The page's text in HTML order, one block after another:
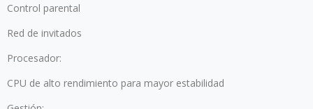
Control parental
Red de invitados
Procesador:
CPU de alto rendimiento para mayor estabilidad